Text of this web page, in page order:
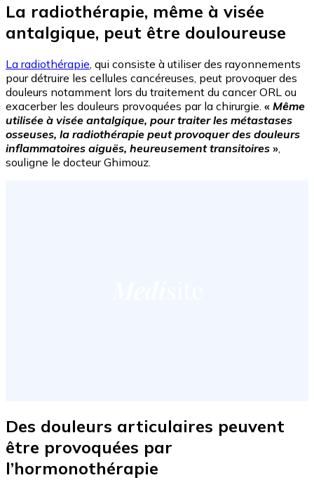
La radiothérapie, même à visée
antalgique, peut être douloureuse
La radiothérapie, qui consiste à utiliser des rayonnements
pour détruire les cellules cancéreuses, peut provoquer des
douleurs notamment lors du traitement du cancer ORL ou
exacerber les douleurs provoquées par la chirurgie. « Même
utilisée à visée antalgique, pour traiter les métastases
osseuses, la radiothérapie peut provoquer des douleurs
inflammatoires aiguës, heureusement transitoires »,
souligne le docteur Ghimouz.
Des douleurs articulaires peuvent
être provoquées par
l’hormonothérapie